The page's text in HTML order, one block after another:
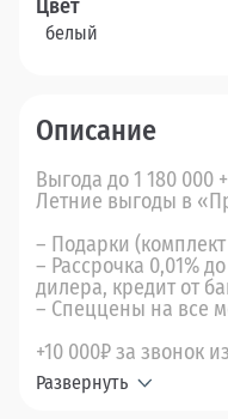
Цвет
белый
Описание
Выгода до 1 180 000
Летние выгоды в
– Подарки
– Рассрочка 0,01%
дилера, кредит от
– Спеццены на все
+10 000₽ за звонок
Развернуть